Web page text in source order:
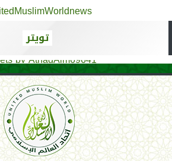
تويتر
by AthadAlm69641